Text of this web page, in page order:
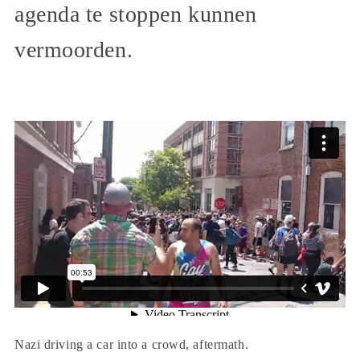
agenda te stoppen kunnen
vermoorden.
Nazi driving a car into a crowd, aftermath.